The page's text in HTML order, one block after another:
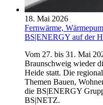
18. Mai 2026
Fernwärme,
BS|ENERGY auf der
Vom 27. bis 31. Mai
Braunschweig wieder
Heide statt. Die
Themen Bauen,
die BS|ENERGY
BS|NETZ.